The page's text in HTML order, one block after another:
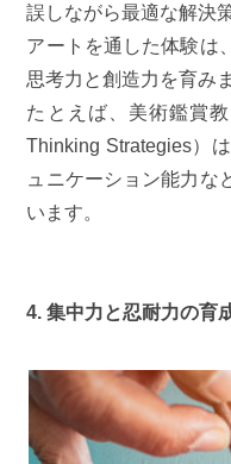
誤しながら最適な解決
アートを通した体験は
思考力と創造力を育み
たとえば、美術鑑賞
Thinking Strategies）
ュニケーション能力な
います。
4. 集中力と忍耐力の育